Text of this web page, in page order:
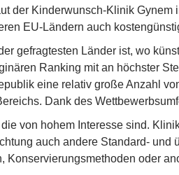
der Kinderwunsch-Klinik
EU-Ländern auch
gefragtesten Länder ist, wo
Ranking mit an höchster
eine relativ große Anzahl
Dank des
von hohem Interesse sind.
auch andere Standard-
Konservierungsmethoden oder